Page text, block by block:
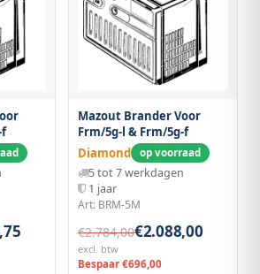
f
Mazout Brander Voor
Frm/5g-l & Frm/5g-f
Diamond
op voorraad
5 tot 7 werkdagen
1 jaar
Art: BRM-5M
€2.784,00€2.088,00
excl. btw
Bespaar €696,00